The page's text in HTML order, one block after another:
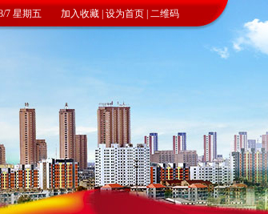
8/7 星期五 加入收藏 | 设为首页 | 二维码